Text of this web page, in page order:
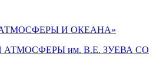
И ОКЕАНА»
им. В.Е. ЗУЕВА СО